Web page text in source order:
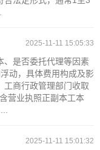
2025-11-11 15:05:33
、是否委托代理等因素
动，具体费用构成及影
工商行政管理部门收取
营业执照正副本工本
2025-11-11 15:01:32